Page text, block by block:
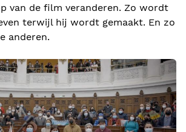
van de film veranderen. Zo wordt
terwijl hij wordt gemaakt. En zo
anderen.